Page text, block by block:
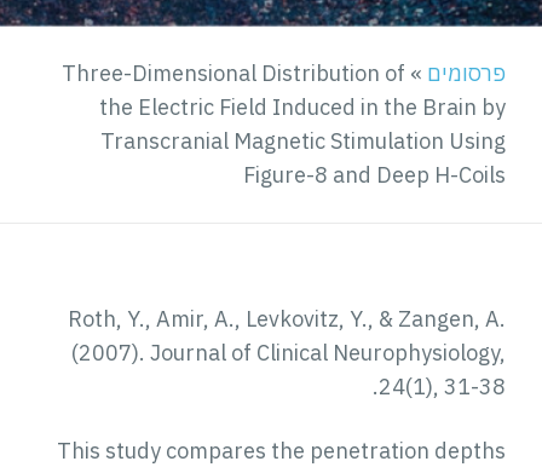
פרסומים »
Three-Dimensional Distribution of
the Electric Field Induced in the Brain by
Transcranial Magnetic Stimulation Using
Figure-8 and Deep H-Coils
Roth, Y., Amir, A., Levkovitz, Y., & Zangen, A.
(2007). Journal of Clinical Neurophysiology,
24(1), 31-38.
This study compares the penetration depths